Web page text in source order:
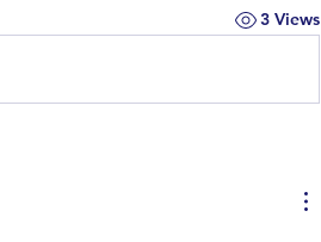
3 Views